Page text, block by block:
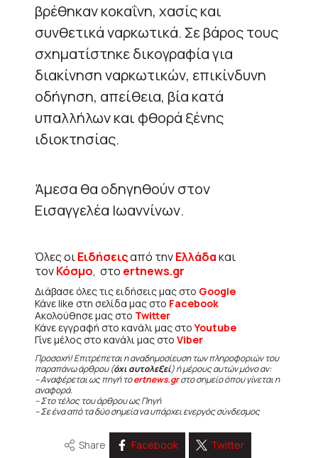
βρέθηκαν κοκαΐνη, χασίς και
συνθετικά ναρκωτικά. Σε βάρος τους
σχηματίστηκε δικογραφία για
διακίνηση ναρκωτικών, επικίνδυνη
οδήγηση, απείθεια, βία κατά
υπαλλήλων και φθορά ξένης
ιδιοκτησίας.
Άμεσα θα οδηγηθούν στον
Εισαγγελέα Ιωαννίνων.
Όλες οιΕιδήσειςαπό τηνΕλλάδακαι
τονΚόσμο, στο ertnews.gr
Διάβασε όλες τις ειδήσεις μας στο Google
Κάνε like στη σελίδα μας στο Facebook
Ακολούθησε μας στο Twitter
Κάνε εγγραφή στο κανάλι μας στοYoutube
Γίνε μέλος στο κανάλι μας στο Viber
Προσοχή! Επιτρέπεται η αναδημοσίευση των πληροφοριών του
παραπάνω άρθρου (όχι αυτολεξεί) ή μέρους αυτών μόνο αν:
– Αναφέρεται ως πηγή τοertnews.grστο σημείο όπου γίνεται η
αναφορά.
– Στο τέλος του άρθρου ως Πηγή
– Σε ένα από τα δύο σημεία να υπάρχει ενεργός σύνδεσμος
Share Facebook Twitter